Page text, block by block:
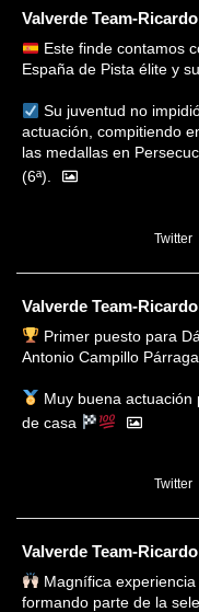
Valverde Team-
Este finde contamos
España de Pista élite y
Su juventud no
actuación, compitiendo
las medallas en
(6ª).
Twitter
Valverde Team-
Primer puesto para
Antonio Campillo
Muy buena actuación
de casa
Twitter
Valverde Team-
Magnífica
formando parte de la